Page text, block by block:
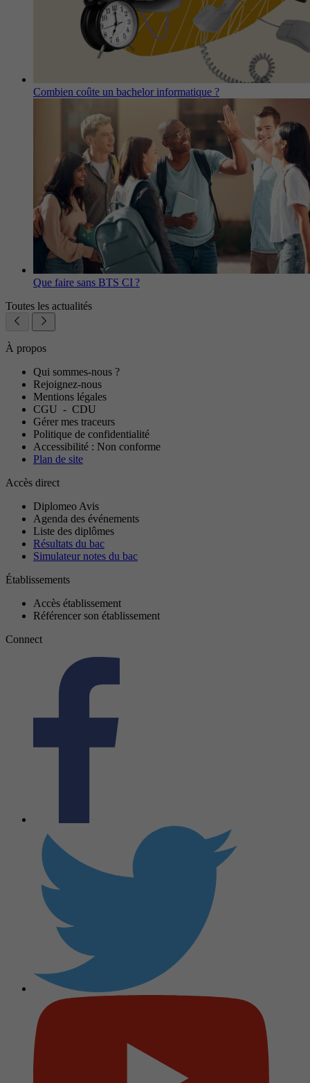
Combien coûte un bachelor informatique ?
Que faire sans BTS CI ?
Toutes les actualités
À propos
Qui sommes-nous ?
Rejoignez-nous
Mentions légales
CGU - CDU
Gérer mes traceurs
Politique de confidentialité
Accessibilité : Non conforme
Plan de site
Accès direct
Diplomeo Avis
Agenda des événements
Liste des diplômes
Résultats du bac
Simulateur notes du bac
Établissements
Accès établissement
Référencer son établissement
Connect